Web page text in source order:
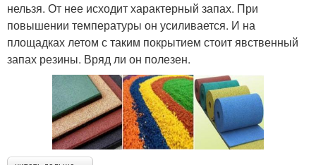
нельзя. От нее исходит характерный запах. При
повышении температуры он усиливается. И на
площадках летом с таким покрытием стоит явственный
запах резины. Вряд ли он полезен.